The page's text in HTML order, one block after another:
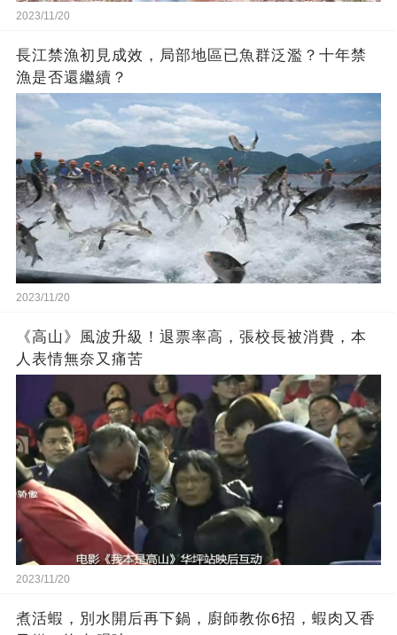
2023/11/20
長江禁漁初見成效，局部地區已魚群泛濫？十年禁
漁是否還繼續？
2023/11/20
《高山》風波升級！退票率高，張校長被消費，本
人表情無奈又痛苦
2023/11/20
煮活蝦，別水開后再下鍋，廚師教你6招，蝦肉又香